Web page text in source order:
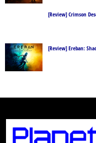
[Review] Crimson
[Review] Ereban: